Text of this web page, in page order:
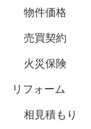
物件価格
売買契約
火災保険
リフォーム
相見積もり